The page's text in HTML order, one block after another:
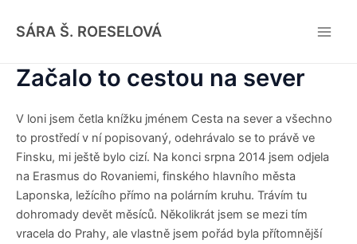
SÁRA Š. ROESELOVÁ
Začalo to cestou na sever
V loni jsem četla knížku jménem Cesta na sever a všechno
to prostředí v ní popisovaný, odehrávalo se to právě ve
Finsku, mi ještě bylo cizí. Na konci srpna 2014 jsem odjela
na Erasmus do Rovaniemi, finského hlavního města
Laponska, ležícího přímo na polárním kruhu. Trávím tu
dohromady devět měsíců. Několikrát jsem se mezi tím
vracela do Prahy, ale vlastně jsem pořád byla přítomnější